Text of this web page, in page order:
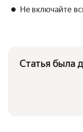
Не включайте
Статья была